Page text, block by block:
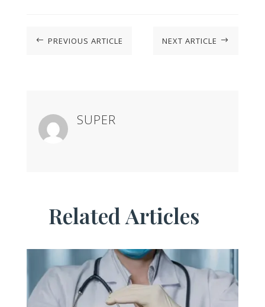
# PREVIOUS ARTICLE NEXT ARTICLE $
SUPER
Related Articles